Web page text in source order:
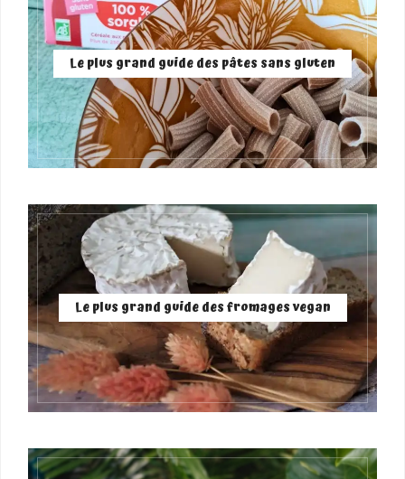
Le plus grand guide des pâtes sans gluten
Le plus grand guide des fromages vegan